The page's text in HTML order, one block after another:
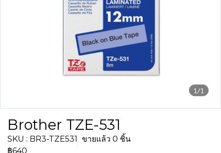
1/1
Brother TZE-531
SKU : BR3-TZE531 ขายแล้ว 0 ชิ้น
฿640